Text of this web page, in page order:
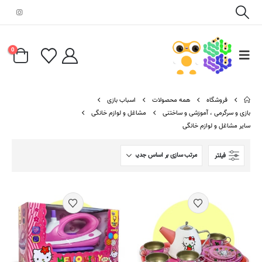
0
فروشگاه همه محصولات
اسباب بازی
بازی و سرگرمی ، آموزشی و ساختنی
مشاغل و لوازم خانگی
سایر مشاغل و لوازم خانگی
فیلتر